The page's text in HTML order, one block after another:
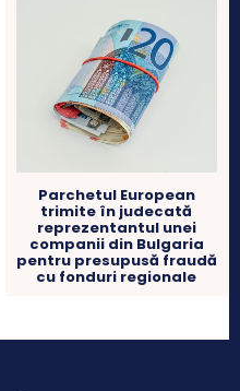
Parchetul European
trimite în judecată
reprezentantul unei
companii din Bulgaria
pentru presupusă fraudă
cu fonduri regionale